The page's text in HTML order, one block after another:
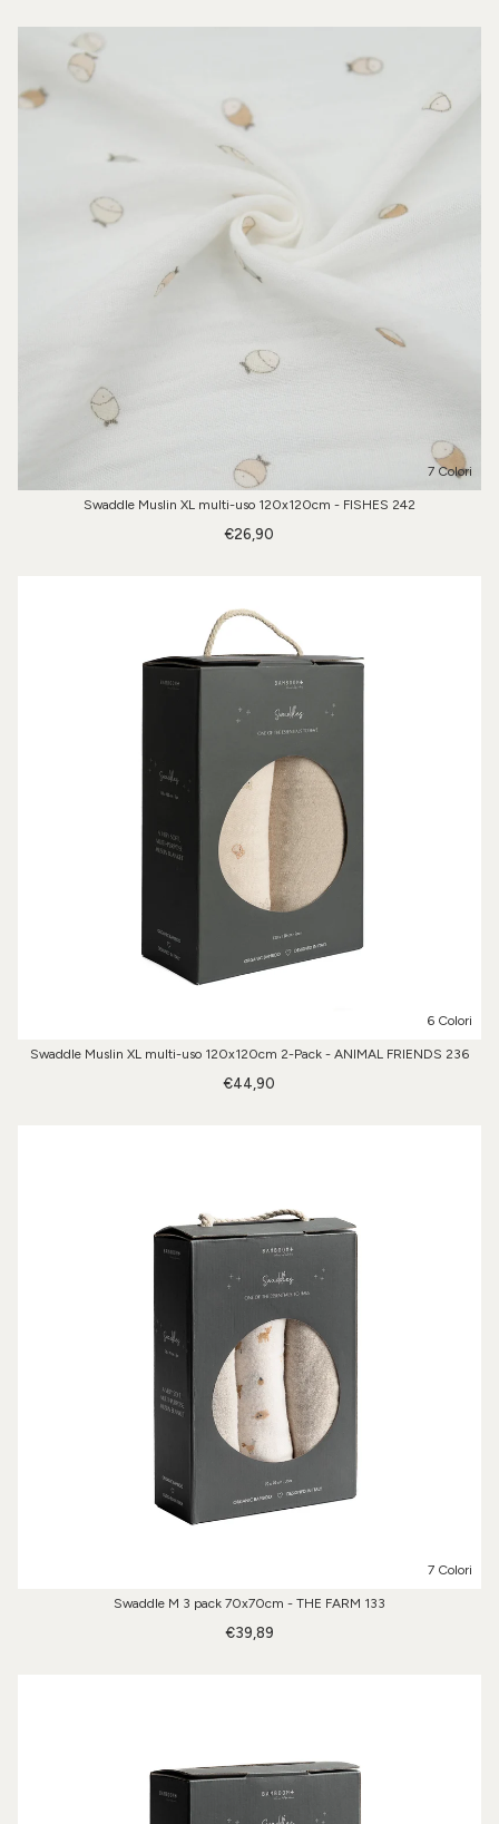
7 Colori
Swaddle Muslin XL multi-uso 120x120cm - FISHES 242
€26,90
6 Colori
Swaddle Muslin XL multi-uso 120x120cm 2-Pack - ANIMAL FRIENDS 236
€44,90
7 Colori
Swaddle M 3 pack 70x70cm - THE FARM 133
€39,89